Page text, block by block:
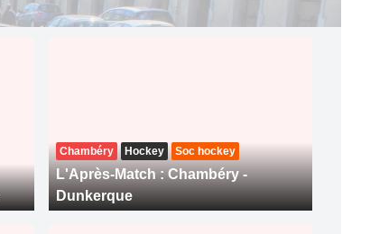
Chambéry Hockey Soc hockey
L'Après-Match : Chambéry -
Dunkerque